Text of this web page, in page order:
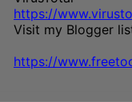
https://
Visit my Blogger
https://